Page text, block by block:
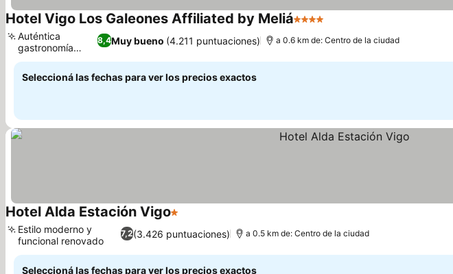
Hotel Vigo Los Galeones Affiliated by Meliá4 Estrellas
8,4Muy bueno (4.211 puntuaciones)
Auténtica
gastronomía
gallega
a 0.6 km de: Centro de la ciudad
Seleccioná las fechas para ver los precios exactos
Hotel Alda Estación Vigo1 Estrellas
7,2(3.426 puntuaciones)
Estilo moderno y
funcional renovado
a 0.5 km de: Centro de la ciudad
Seleccioná las fechas para ver los precios exactos